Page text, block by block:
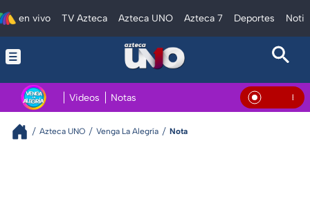
en vivo TV Azteca Azteca UNO Azteca 7 Deportes
Videos Notas En Vivo
Azteca UNO Venga La Alegría Nota